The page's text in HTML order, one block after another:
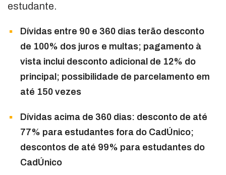
estudante.
Dívidas entre 90 e 360 dias terão desconto
de 100% dos juros e multas; pagamento à
vista inclui desconto adicional de 12% do
principal; possibilidade de parcelamento em
até 150 vezes
Dívidas acima de 360 dias: desconto de até
77% para estudantes fora do CadÚnico;
descontos de até 99% para estudantes do
CadÚnico